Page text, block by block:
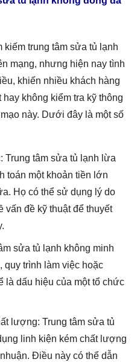
trung tâm sửa tủ lạnh
mạng, nhưng hiện nay tình
khiến nhiều khách hàng
không kiểm tra kỹ thông
này. Dưới đây là một số
Trung tâm sửa tủ lạnh lừa
toán một khoản tiền lớn
Họ có thể sử dụng lý do
vấn đề kỹ thuật để thuyết
sửa tủ lạnh không minh
quy trình làm việc hoặc
là dấu hiệu của một tổ chức
lượng: Trung tâm sửa tủ
linh kiện kém chất lượng
Điều này có thể dẫn